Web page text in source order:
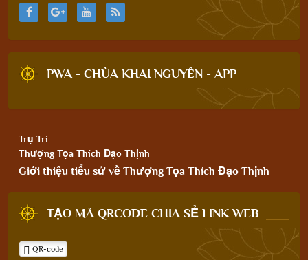
PWA - CHÙA KHAI NGUYÊN - APP
Trụ Trì
Thượng Tọa Thích Đạo Thịnh
Giới thiệu tiểu sử về Thượng Tọa Thích Đạo Thịnh
TẠO MÃ QRCODE CHIA SẺ LINK WEB
QR-code